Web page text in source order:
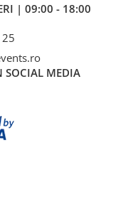
| 09:00 - 18:00
SOCIAL MEDIA